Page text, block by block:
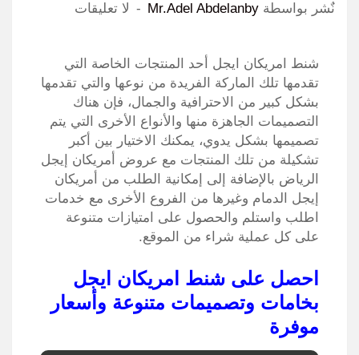
نٌشر بواسطة Mr.Adel Abdelanby لا تعليقات
شنط امريكان ايجل أحد المنتجات الخاصة التي
تقدمها تلك الماركة الفريدة من نوعها والتي تقدمها
بشكل كبير من الاحترافية والجمال، فإن هناك
التصميمات الجاهزة منها والأنواع الأخرى التي يتم
تصميمها بشكل يدوي، يمكنك الاختيار بين أكبر
تشكيلة من تلك المنتجات مع عروض أمريكان إيجل
الرياض بالإضافة إلى إمكانية الطلب من أمريكان
إيجل الدمام وغيرها من الفروع الأخرى مع خدمات
اطلب واستلم والحصول على امتيازات متنوعة
على كل عملية شراء من الموقع.
احصل على شنط امريكان ايجل
بخامات وتصميمات متنوعة وأسعار
موفرة